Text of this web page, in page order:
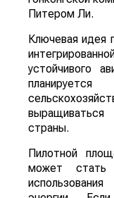
Питером Ли.
Ключевая идея
устойчивого
страны.
Пилотной
может стать